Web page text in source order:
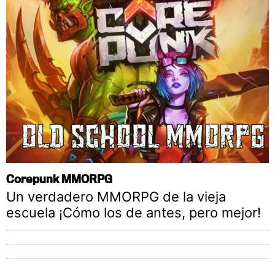
Corepunk MMORPG
Un verdadero MMORPG de la vieja
escuela ¡Cómo los de antes, pero mejor!